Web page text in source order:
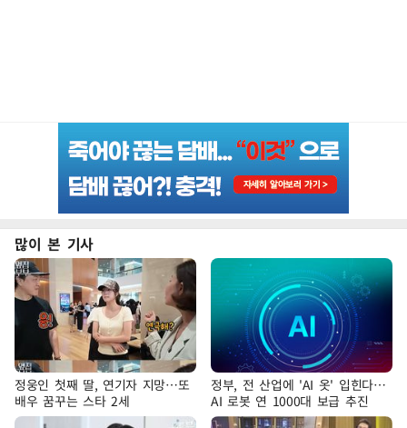
많이 본 기사
정웅인 첫째 딸, 연기자 지망…또
배우 꿈꾸는 스타 2세
정부, 전 산업에 'AI 옷' 입힌다…
AI 로봇 연 1000대 보급 추진